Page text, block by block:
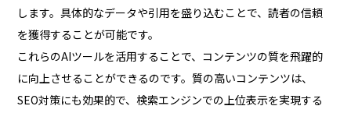
します。具体的なデータや引用を盛り込むことで、読者の信頼
を獲得することが可能です。
これらのAIツールを活用することで、コンテンツの質を飛躍的
に向上させることができるのです。質の高いコンテンツは、
SEO対策にも効果的で、検索エンジンでの上位表示を実現する